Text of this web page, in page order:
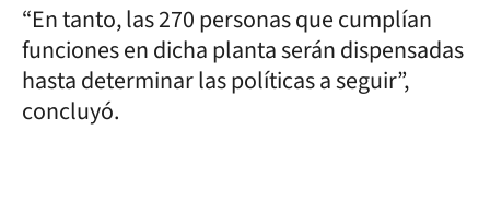
“En tanto, las 270 personas que cumplían
funciones en dicha planta serán dispensadas
hasta determinar las políticas a seguir”,
concluyó.